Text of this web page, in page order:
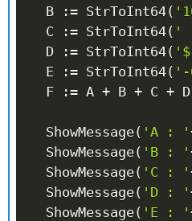
  B
:= StrToInt64(
  C
:= StrToInt64( '
  D
:= StrToInt64(
  E
:= StrToInt64( '-
  F
:= A + B + C + D
  ShowMessage
( 'A : '
  ShowMessage
( 'B : '
  ShowMessage
( 'C : '
  ShowMessage
( 'D : '
  ShowMessage
( 'E : '